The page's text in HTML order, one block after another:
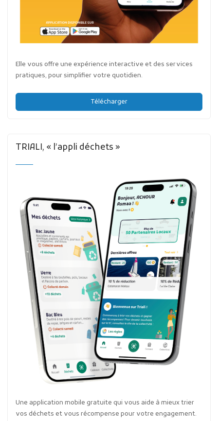
Elle vous offre une expérience interactive et des services
pratiques, pour simplifier votre quotidien.
Télécharger
TRIALI, « l’appli déchets »
Une application mobile gratuite qui vous aide à mieux trier
vos déchets et vous récompense pour votre engagement.